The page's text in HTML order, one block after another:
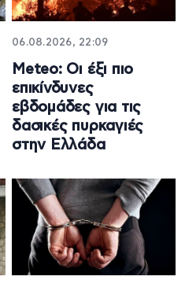
06.08.2026, 22:09
Meteo: Οι έξι πιο
επικίνδυνες
εβδομάδες για τις
δασικές πυρκαγιές
στην Ελλάδα